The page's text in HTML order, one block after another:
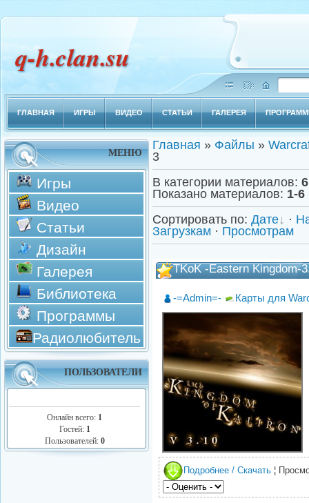
q-h.clan.su
ГЛАВНАЯ ИГРЫ ВИДЕО СТАТЬИ ГАЛЕРЕЯ
МЕНЮ
Игры
Видео
Статьи
Дизайн
Галерея
Библиотека
Программы
Радиолюбитель
ПОЛЬЗОВАТЕЛИ
Онлайн всего: 1
Гостей: 1
Пользователей: 0
Главная » Файлы »
3
В категории материалов: 6
Показано материалов: 1-6
Сортировать по: Дате ·
Загрузкам · Просмотрам
TKoK -Eastern Kingdom-
-=Admin=- Карты для
Подробнее / Скачать ¦